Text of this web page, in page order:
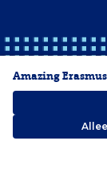
Amazing